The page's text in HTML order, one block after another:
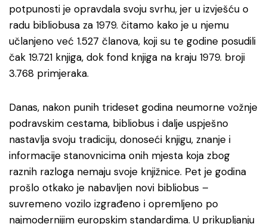
potpunosti je opravdala svoju svrhu, jer u izvješću o
radu bibliobusa za 1979. čitamo kako je u njemu
učlanjeno već 1.527 članova, koji su te godine posudili
čak 19.721 knjiga, dok fond knjiga na kraju 1979. broji
3.768 primjeraka.
Danas, nakon punih trideset godina neumorne vožnje
podravskim cestama, bibliobus i dalje uspješno
nastavlja svoju tradiciju, donoseći knjigu, znanje i
informacije stanovnicima onih mjesta koja zbog
raznih razloga nemaju svoje knjižnice. Pet je godina
prošlo otkako je nabavljen novi bibliobus –
suvremeno vozilo izgrađeno i opremljeno po
najmodernijim europskim standardima. U prikupljanju